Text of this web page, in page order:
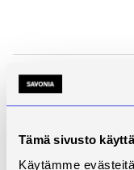
Tämä sivusto
Käytämme
Toimenpiteet
Tulokset